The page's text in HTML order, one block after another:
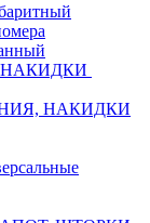
НАКИДКИ